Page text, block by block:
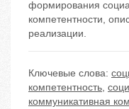
формирования
компетентности,
реализации.
Ключевые слова:
компетентность,
коммуникативная